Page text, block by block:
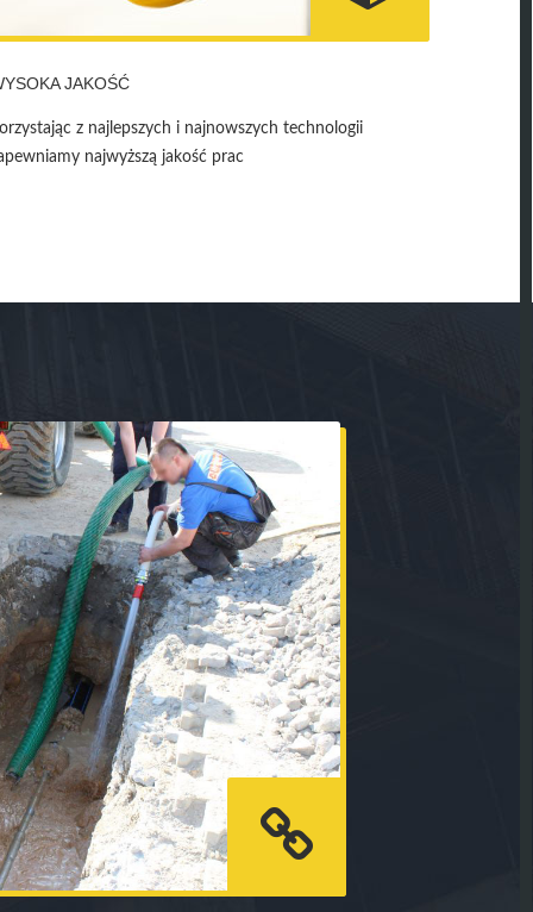
JAKOŚĆ
z najlepszych i najnowszych technologii
najwyższą jakość prac